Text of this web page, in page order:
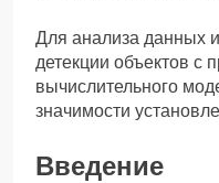
Для анализа данных
детекции объектов с
вычислительного
значимости
Введение